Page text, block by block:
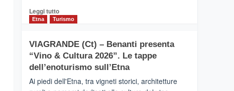
di
Airbnb.
la
Valle
Alcantara
nei
primi
Leggi tuttoLeggi
di
IL
SAN
DOMENICO
TAORMINA,
Etna Turismo
VIAGRANDE (Ct) – Benanti presenta
“Vino & Cultura 2026”. Le tappe
dell’enoturismo sull’Etna
Ai piedi dell'Etna, tra vigneti storici, architetture